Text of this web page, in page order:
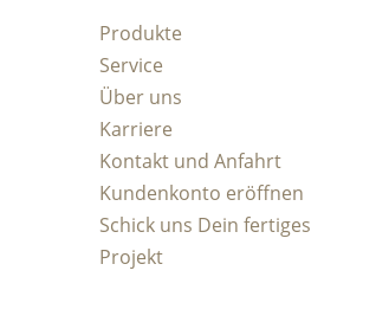
Produkte
Service
Über uns
Karriere
Kontakt und Anfahrt
Kundenkonto eröffnen
Schick uns Dein fertiges
Projekt